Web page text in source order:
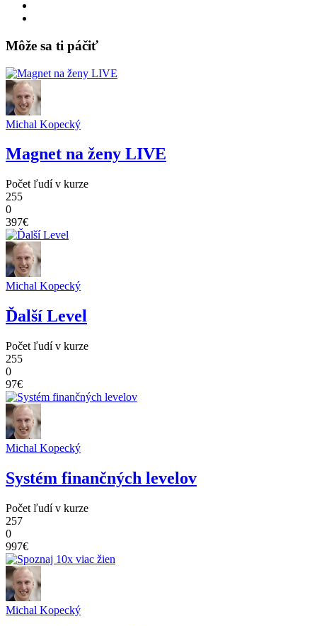
Môže sa ti páčiť
Michal Kopecký
Magnet na ženy LIVE
Počet ľudí v kurze
255
0
397€
Michal Kopecký
Ďalší Level
Počet ľudí v kurze
255
0
97€
Michal Kopecký
Systém finančných levelov
Počet ľudí v kurze
257
0
997€
Michal Kopecký